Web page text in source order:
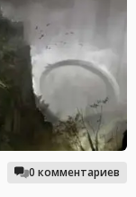
0 комментариев